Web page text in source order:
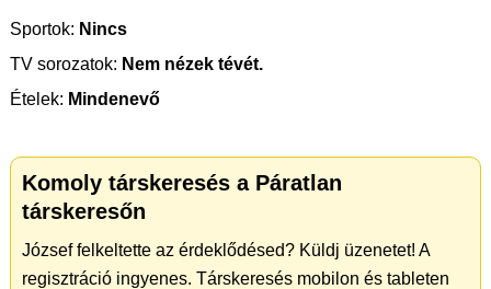
Sportok: Nincs
TV sorozatok: Nem nézek tévét.
Ételek: Mindenevő
Komoly társkeresés a Páratlan
társkeresőn
József felkeltette az érdeklődésed? Küldj üzenetet! A
regisztráció ingyenes. Társkeresés mobilon és tableten